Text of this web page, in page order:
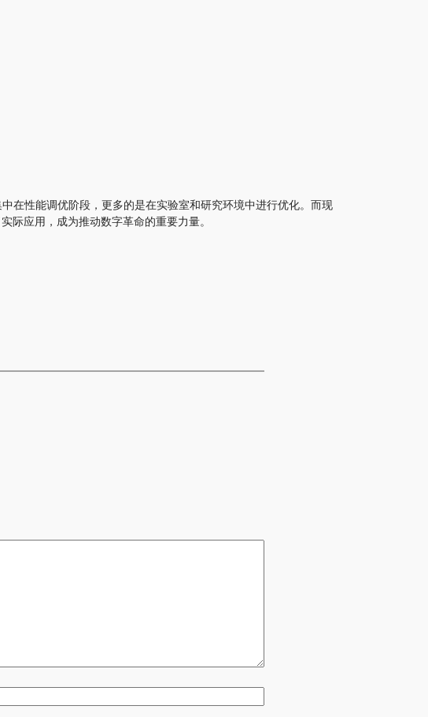
在性能调优阶段，更多的是在实验室和研究环境中进行优化。而现
际应用，成为推动数字革命的重要力量。